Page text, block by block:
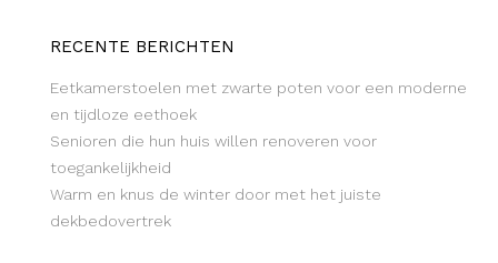
RECENTE BERICHTEN
Eetkamerstoelen met zwarte poten voor een moderne
en tijdloze eethoek
Senioren die hun huis willen renoveren voor
toegankelijkheid
Warm en knus de winter door met het juiste
dekbedovertrek